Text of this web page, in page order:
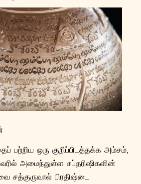
பற்றிய ஒரு குறிப்பிடத்தக்க அம்சம்,
அமைந்துள்ள சப்தரிஷிகளின்
சத்குருவால் பிரதிஷ்டை